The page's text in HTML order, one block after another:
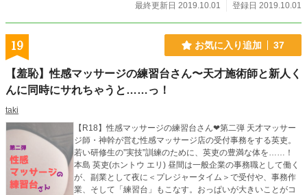
最終更新日 2019.10.01
登録日 2019.10.01
19 お気に入り追加 37
【羞恥】性感マッサージの練習台さん〜天才施術師と新人く
んに同時にサれちゃうと……っ！
taki
【R18】性感マッサージの練習台さん❤︎第二弾 天才マッサー
ジ師・神幹が営む性感マッサージ店の受付事務をする英吏。
若い研修生の”実技”訓練のために、英吏の豊満な体を……！
本島 英吏(ホントウ エリ) 昼間は一般企業の事務職として働く
が、副業として夜に＜プレジャータイム＞で受付や、事務作
業、そして「練習台」もこなす。おっぱいが大きいことがコ